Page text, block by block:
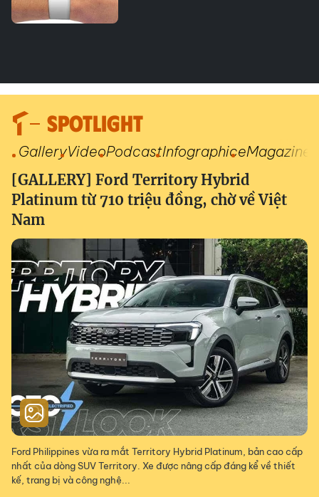
SPOTLIGHT
GalleryVideoPodcastInfographiceMagazine
[GALLERY] Ford Territory Hybrid
Platinum từ 710 triệu đồng, chờ về Việt
Nam
Ford Philippines vừa ra mắt Territory Hybrid Platinum, bản cao cấp
nhất của dòng SUV Territory. Xe được nâng cấp đáng kể về thiết
kế, trang bị và công nghệ...